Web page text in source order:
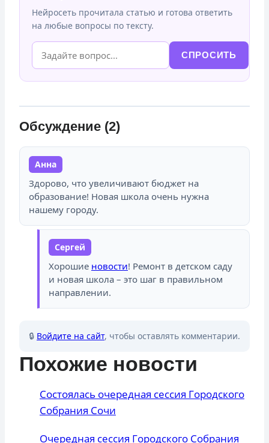
Нейросеть прочитала статью и готова ответить
на любые вопросы по тексту.
СПРОСИТЬ
Обсуждение (2)
Анна
Здорово, что увеличивают бюджет на
образование! Новая школа очень нужна
нашему городу.
Сергей
Хорошие новости! Ремонт в детском саду
и новая школа – это шаг в правильном
направлении.
🔒 Войдите на сайт, чтобы оставлять комментарии.
Похожие новости
Состоялась очередная сессия Городского
Собрания Сочи
Очередная сессия Городского Собрания